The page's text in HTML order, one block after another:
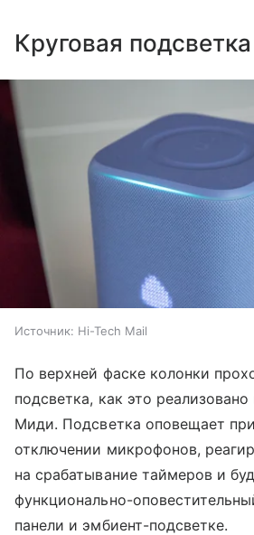
Круговая подсветка
Источник: Hi-Tech Mail
По верхней фаске колонки
подсветка, как это
Миди. Подсветка оповещает
отключении микрофонов,
на срабатывание таймеров и
функционально-
панели и эмбиент-подсветке.